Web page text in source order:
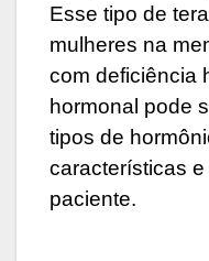
Esse tipo de
mulheres na
com deficiência
hormonal pode
tipos de
características
paciente.